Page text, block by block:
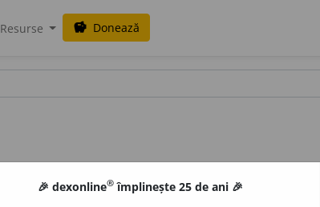
Resurse savings Donează
🎉 dexonline® împlinește 25 de ani 🎉